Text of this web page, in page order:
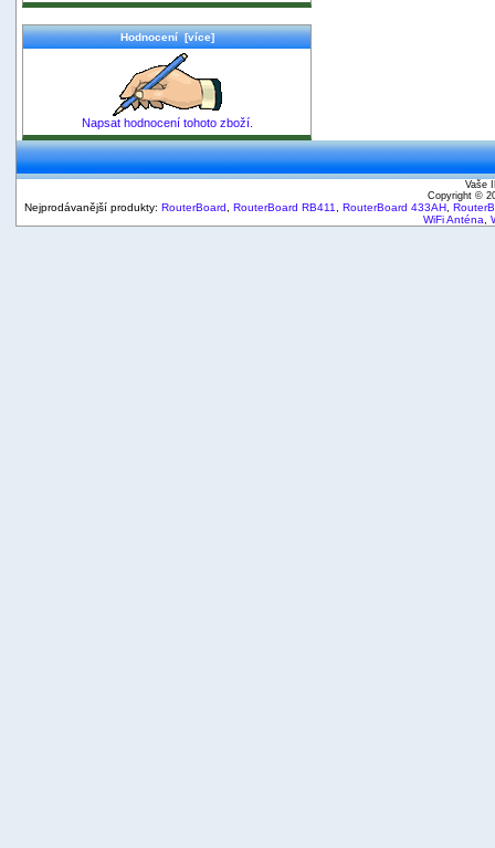
Hodnocení [více]
Napsat hodnocení tohoto zboží.
Vaše
Copyright ©
Nejprodávanější produkty: RouterBoard RouterBoard RB411 RouterBoard 433AH
WiFi Anténa